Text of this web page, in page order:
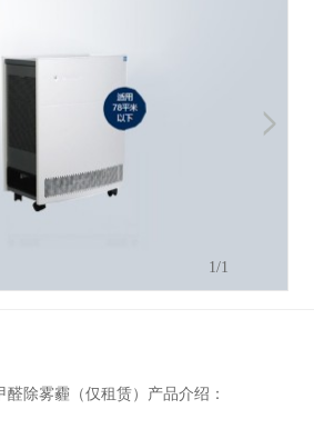
1/1
除雾霾（仅租赁）产品介绍：